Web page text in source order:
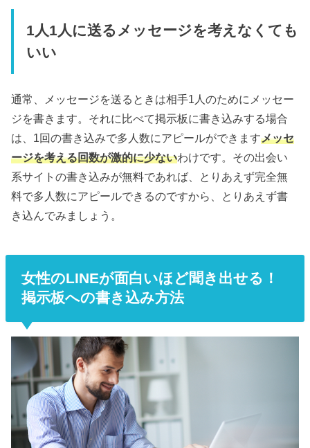
1人1人に送るメッセージを考えなくても
いい
通常、メッセージを送るときは相手1人のためにメッセー
ジを書きます。それに比べて掲示板に書き込みする場合
は、1回の書き込みで多人数にアピールができますメッセ
ージを考える回数が激的に少ないわけです。その出会い
系サイトの書き込みが無料であれば、とりあえず完全無
料で多人数にアピールできるのですから、とりあえず書
き込んでみましょう。
女性のLINEが面白いほど聞き出せる！
掲示板への書き込み方法